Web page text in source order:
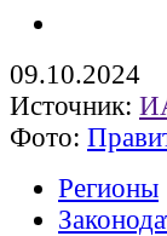
09.10.2024
Источник:
Фото:
Регионы